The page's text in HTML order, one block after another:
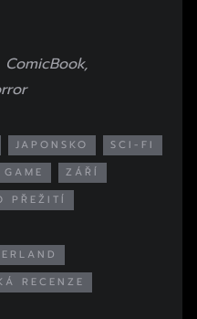
JAPONSKO
SCI-FI
ZÁŘÍ
PŘEŽITÍ
RECENZE